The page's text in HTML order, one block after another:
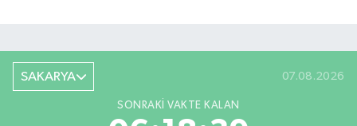
SAKARYA 07.08.2026
SONRAKI VAKTE KALAN